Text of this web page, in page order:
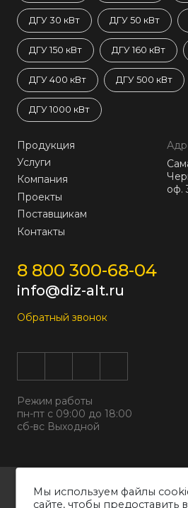
ДГУ 30 кВт ДГУ 50 кВт
ДГУ 150 кВт ДГУ 160 кВт
ДГУ 400 кВт ДГУ 500 кВт
ДГУ 1000 кВт
Продукция
Услуги
Компания
Проекты
Поставщикам
Контакты
оф.
8 800 300-68-04
info@diz-alt.ru
Обратный звонок
Режим работы
пн-пт с 09:00 до 18:00
сб-вс Выходной
Все права защищены © 2026
ООО "ДИЗАЛЬТ"
Мы используем файлы
сайте, чтобы предоставить